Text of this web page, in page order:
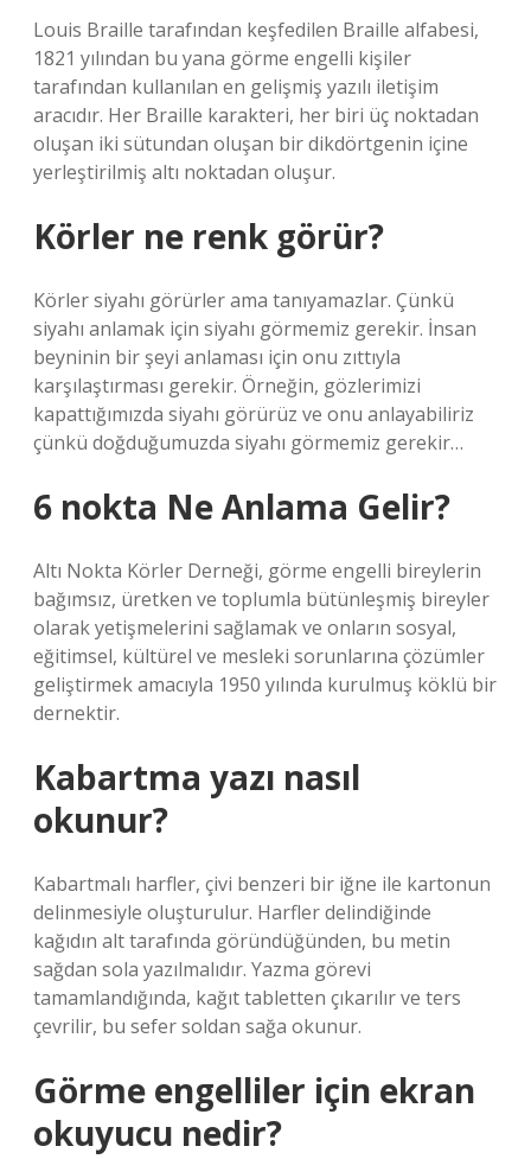
Louis Braille tarafından keşfedilen Braille alfabesi,
1821 yılından bu yana görme engelli kişiler
tarafından kullanılan en gelişmiş yazılı iletişim
aracıdır. Her Braille karakteri, her biri üç noktadan
oluşan iki sütundan oluşan bir dikdörtgenin içine
yerleştirilmiş altı noktadan oluşur.
Körler ne renk görür?
Körler siyahı görürler ama tanıyamazlar. Çünkü
siyahı anlamak için siyahı görmemiz gerekir. İnsan
beyninin bir şeyi anlaması için onu zıttıyla
karşılaştırması gerekir. Örneğin, gözlerimizi
kapattığımızda siyahı görürüz ve onu anlayabiliriz
çünkü doğduğumuzda siyahı görmemiz gerekir…
6 nokta Ne Anlama Gelir?
Altı Nokta Körler Derneği, görme engelli bireylerin
bağımsız, üretken ve toplumla bütünleşmiş bireyler
olarak yetişmelerini sağlamak ve onların sosyal,
eğitimsel, kültürel ve mesleki sorunlarına çözümler
geliştirmek amacıyla 1950 yılında kurulmuş köklü bir
dernektir.
Kabartma yazı nasıl
okunur?
Kabartmalı harfler, çivi benzeri bir iğne ile kartonun
delinmesiyle oluşturulur. Harfler delindiğinde
kağıdın alt tarafında göründüğünden, bu metin
sağdan sola yazılmalıdır. Yazma görevi
tamamlandığında, kağıt tabletten çıkarılır ve ters
çevrilir, bu sefer soldan sağa okunur.
Görme engelliler için ekran
okuyucu nedir?